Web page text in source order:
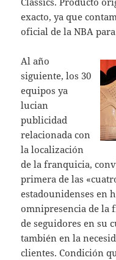
exacto, ya que
oficial de la NBA
Al año
siguiente, los 30
equipos ya
lucian
publicidad
relacionada con
la localización
de la franquicia,
primera de las
estadounidenses en
omnipresencia de la
de seguidores en su
también en la
clientes. Condición